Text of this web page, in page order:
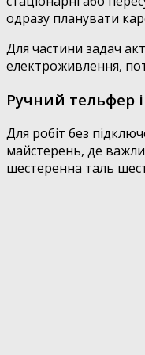
одразу планувати
Для частини задач
електроживлення,
Ручний тельфер
Для робіт без
майстерень, де
шестеренна таль